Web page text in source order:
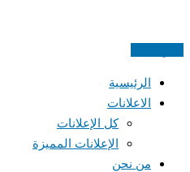
الرئيسية
الاعلانات
كل الإعلانات
الإعلانات المميزة
من نحن